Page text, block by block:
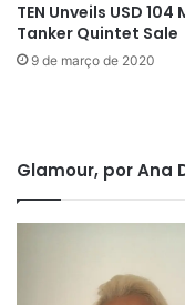
TEN Unveils USD 104
Tanker Quintet Sale
9 de março de 2020
Glamour, por Ana